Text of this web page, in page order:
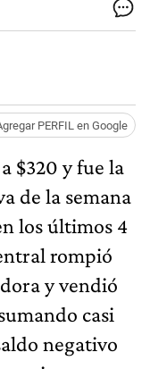
PERFIL en Google
$320 y fue la
de la semana
los últimos 4
rompió
y vendió
casi
negativo